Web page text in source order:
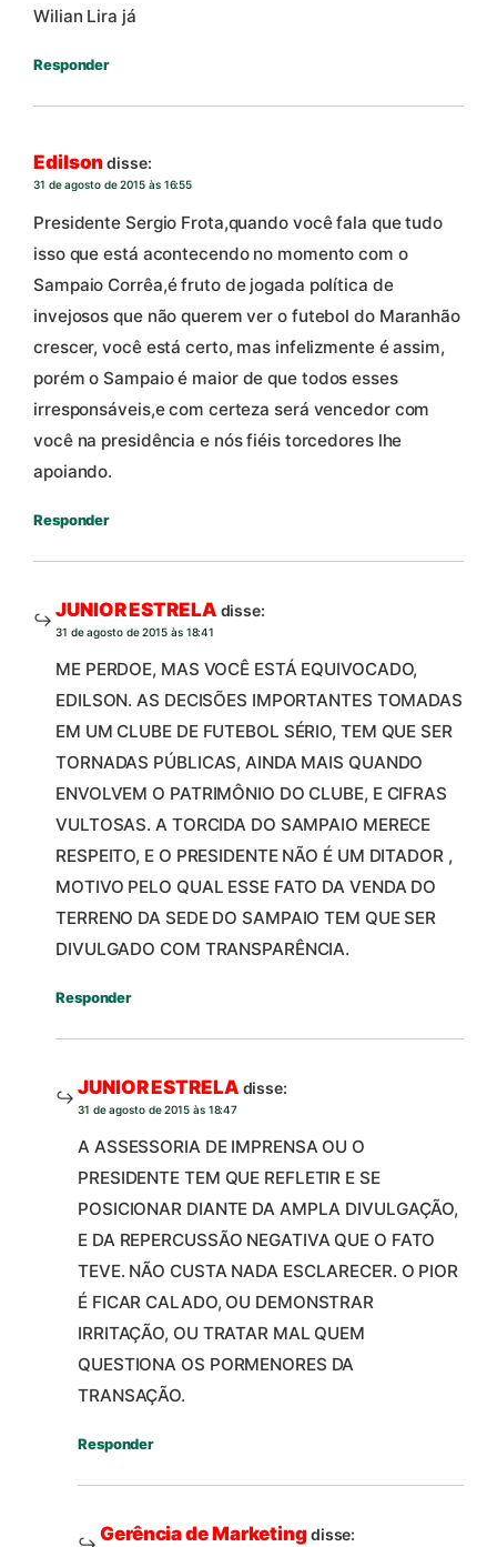
Wilian Lira já
Responder
Edilsondisse:
31 de agosto de 2015 às 16:55
Presidente Sergio Frota,quando você fala que tudo
isso que está acontecendo no momento com o
Sampaio Corrêa,é fruto de jogada política de
invejosos que não querem ver o futebol do Maranhão
crescer, você está certo, mas infelizmente é assim,
porém o Sampaio é maior de que todos esses
irresponsáveis,e com certeza será vencedor com
você na presidência e nós fiéis torcedores lhe
apoiando.
Responder
JUNIOR ESTRELA disse:
31 de agosto de 2015 às 18:41
ME PERDOE, MAS VOCÊ ESTÁ EQUIVOCADO,
EDILSON. AS DECISÕES IMPORTANTES TOMADAS
EM UM CLUBE DE FUTEBOL SÉRIO, TEM QUE SER
TORNADAS PÚBLICAS, AINDA MAIS QUANDO
ENVOLVEM O PATRIMÔNIO DO CLUBE, E CIFRAS
VULTOSAS. A TORCIDA DO SAMPAIO MERECE
RESPEITO, E O PRESIDENTE NÃO É UM DITADOR ,
MOTIVO PELO QUAL ESSE FATO DA VENDA DO
TERRENO DA SEDE DO SAMPAIO TEM QUE SER
DIVULGADO COM TRANSPARÊNCIA.
Responder
JUNIOR ESTRELA disse:
31 de agosto de 2015 às 18:47
A ASSESSORIA DE IMPRENSA OU O
PRESIDENTE TEM QUE REFLETIR E SE
POSICIONAR DIANTE DA AMPLA DIVULGAÇÃO,
E DA REPERCUSSÃO NEGATIVA QUE O FATO
TEVE. NÃO CUSTA NADA ESCLARECER. O PIOR
É FICAR CALADO, OU DEMONSTRAR
IRRITAÇÃO, OU TRATAR MAL QUEM
QUESTIONA OS PORMENORES DA
TRANSAÇÃO.
Responder
Gerência de Marketingdisse: